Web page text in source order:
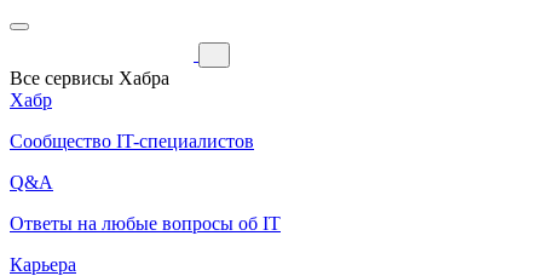
Все сервисы Хабра
Хабр
Сообщество IT-специалистов
Q&A
Ответы на любые вопросы об IT
Карьера